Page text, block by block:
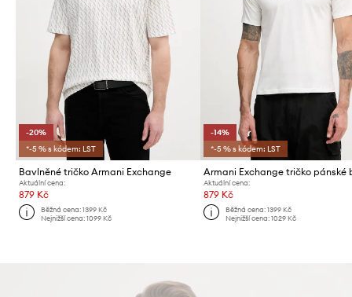
-20%
*-5 % s kódem: LST
Bavlněné tričko Armani Exchange
Aktuální cena:
879 Kč
Běžná cena:1399 Kč
Nejnižší cena:1099 Kč
-14%
*-5 % s kódem: LST
Aktuální cena:
879 Kč
Běžná cena: 1399 Kč
Nejnižší cena: 1029 Kč